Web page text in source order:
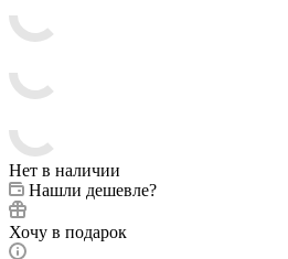
Нет в наличии
Нашли дешевле?
Хочу в подарок